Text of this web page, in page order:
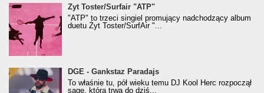
Żyt Toster/SurfAir - ATP VIDEO
Żyt Toster/Surfair "ATP"
"ATP" to trzeci singiel promujący nadchodzący album
duetu Żyt Toster/SurfAir "...
donGURALesko z nagrodą za
Klasyczny/Trueschoolowy Album Roku
(Popkillery 2023)
DGE - Gankstaz Paradajs
To właśnie tu, pół wieku temu DJ Kool Herc rozpoczął
sagę, która trwa do dziś...